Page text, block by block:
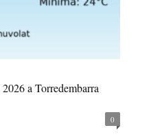
a Torredembarra
0